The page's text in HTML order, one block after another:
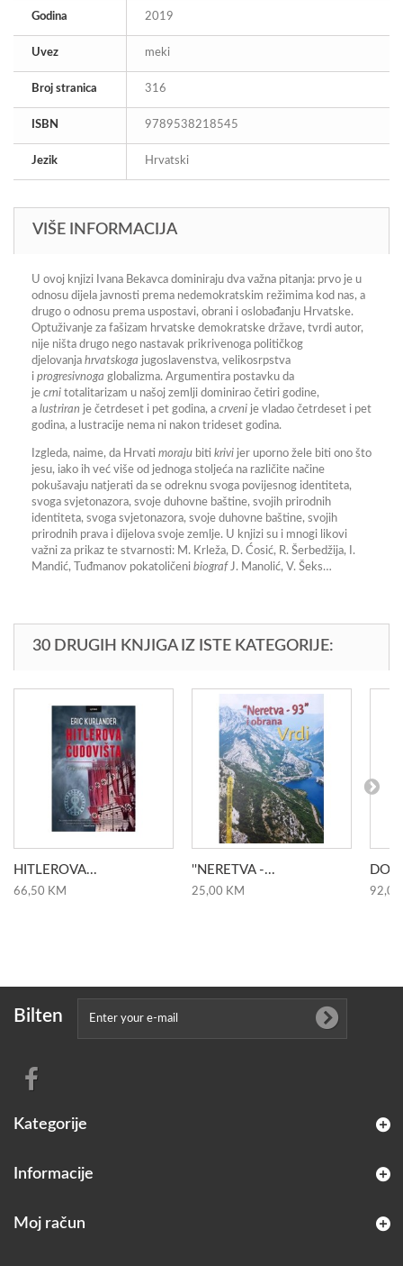
Godina 2019
Uvez meki
Broj stranica 316
ISBN 9789538218545
Jezik Hrvatski
VIŠE INFORMACIJA
U ovoj knjizi Ivana Bekavca dominiraju dva važna pitanja: prvo je u
odnosu dijela javnosti prema nedemokratskim režimima kod nas, a
drugo o odnosu prema uspostavi, obrani i oslobađanju Hrvatske.
Optuživanje za fašizam hrvatske demokratske države, tvrdi autor,
nije ništa drugo nego nastavak prikrivenoga političkog
djelovanja hrvatskoga jugoslavenstva, velikosrpstva
i progresivnoga globalizma. Argumentira postavku da
je crni totalitarizam u našoj zemlji dominirao četiri godine,
a lustriran je četrdeset i pet godina, a crveni je vladao četrdeset i pet
godina, a lustracije nema ni nakon trideset godina.
Izgleda, naime, da Hrvati moraju biti krivi jer uporno žele biti ono što
jesu, iako ih već više od jednoga stoljeća na različite načine
pokušavaju natjerati da se odreknu svoga povijesnog identiteta,
svoga svjetonazora, svoje duhovne baštine, svojih prirodnih
identiteta, svoga svjetonazora, svoje duhovne baštine, svojih
prirodnih prava i dijelova svoje zemlje. U knjizi su i mnogi likovi
važni za prikaz te stvarnosti: M. Krleža, D. Ćosić, R. Šerbedžija, I.
Mandić, Tuđmanov pokatoličeni biografJ. Manolić, V. Šeks…
30 DRUGIH KNJIGA IZ ISTE KATEGORIJE:
HITLEROVA...
66,50 KM
''NERETVA -...
25,00 KM 92,00
Bilten
Kategorije
Informacije
Moj račun